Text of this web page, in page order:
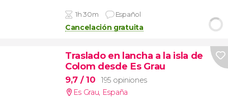
1h 30m Español
Cancelación gratuita
Traslado en lancha a la isla de
Colom desde Es Grau
9,7 / 10
195 opiniones
Es Grau, España